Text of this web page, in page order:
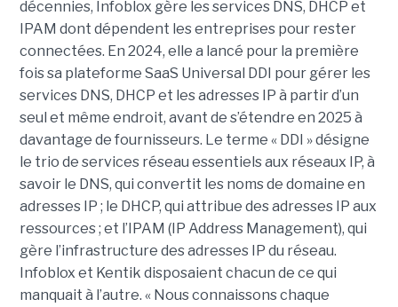
décennies, Infoblox gère les services DNS, DHCP et
IPAM dont dépendent les entreprises pour rester
connectées. En 2024, elle a lancé pour la première
fois sa plateforme SaaS Universal DDI pour gérer les
services DNS, DHCP et les adresses IP à partir d’un
seul et même endroit, avant de s’étendre en 2025 à
davantage de fournisseurs. Le terme « DDI » désigne
le trio de services réseau essentiels aux réseaux IP, à
savoir le DNS, qui convertit les noms de domaine en
adresses IP ; le DHCP, qui attribue des adresses IP aux
ressources ; et l’IPAM (IP Address Management), qui
gère l’infrastructure des adresses IP du réseau.
Infoblox et Kentik disposaient chacun de ce qui
manquait à l’autre. « Nous connaissons chaque